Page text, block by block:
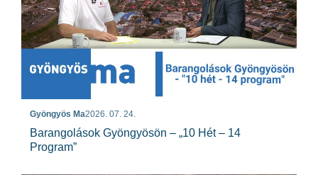
Gyöngyös Ma2026. 07. 24.
Barangolások Gyöngyösön – „10 Hét – 14
Program”